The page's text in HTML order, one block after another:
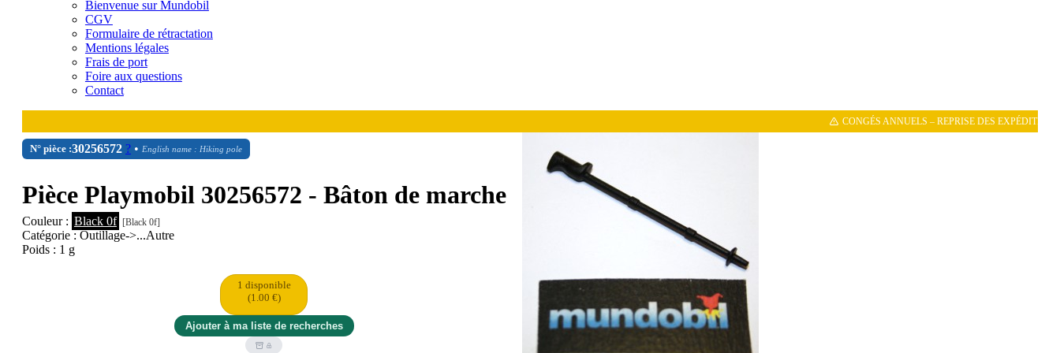
Bienvenue sur Mundobil
CGV
Formulaire de rétractation
Mentions légales
Frais de port
Foire aux questions
Contact
CONGÉS ANNUELS – REPRISE DES EXPÉDITIONS
N° pièce :30256572 ?• English name : Hiking pole
Pièce Playmobil 30256572 - Bâton de marche
Couleur : Black 0f [Black 0f]
Catégorie : Outillage->...Autre
Poids : 1 g
1 disponible
(1.00 €)